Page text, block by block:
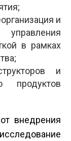
и
в рамках
и
продуктов
внедрения